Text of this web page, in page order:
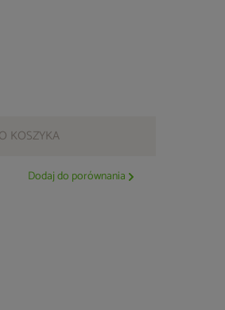
KOSZYKA
Dodaj do porównania